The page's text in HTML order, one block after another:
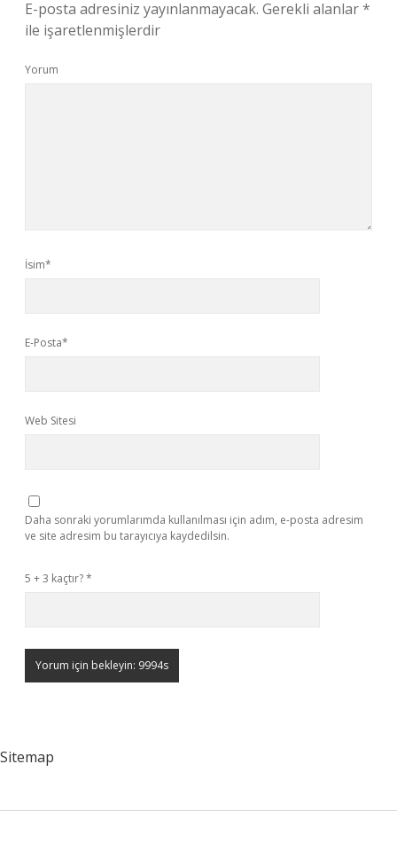
E-posta adresiniz yayınlanmayacak. Gerekli alanlar*
ile işaretlenmişlerdir
Yorum
İsim*
E-Posta*
Web Sitesi
Daha sonraki yorumlarımda kullanılması için adım, e-posta adresim
ve site adresim bu tarayıcıya kaydedilsin.
5 + 3 kaçtır?*
Sitemap